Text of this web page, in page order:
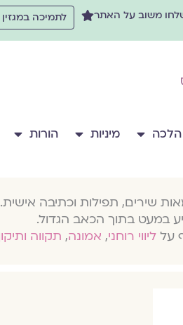
משוב על האתר לתמיכה במגזין
הלכה מיניות הורות
שירים, תפילות וכתיבה אישית.
במעט בתוך הכאב הגדול.
על ליווי רוחני, אמונה, תקווה